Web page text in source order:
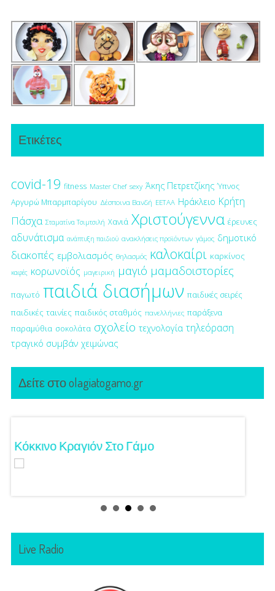
Ετικέτες
covid-19 fitness Master Chef sexy Άκης Πετρετζίκης Ύπνος
Αργυρώ Μπαρμπαρίγου Δέσποινα Βανδή ΕΕΤΑΑ Ηράκλειο Κρήτη
Πάσχα Σταματίνα Τσιμτσιλή Χανιά Χριστούγεννα έρευνες
αδυνάτισμα ανάπτυξη παιδιού ανακλήσεις προϊόντων γάμος δημοτικό
διακοπές εμβολιασμός θηλασμός καλοκαίρι καρκίνος
καφές κορωνοϊός μαγειρική μαγιό μαμαδοιστορίες
παγωτό παιδιά διασήμων παιδικές σειρές
παιδικές ταινίες παιδικός σταθμός πανελλήνιες παράξενα
παραμύθια σοκολάτα σχολείο τεχνολογία τηλεόραση
τραγικό συμβάν χειμώνας
Δείτε στο olagiatogamo.gr
Κόκκινο Κραγιόν Στο Γάμο
Live Radio